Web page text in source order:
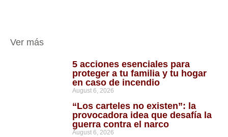
Ver más
5 acciones esenciales para
proteger a tu familia y tu hogar
en caso de incendio
August 6, 2026
“Los carteles no existen”: la
provocadora idea que desafía la
guerra contra el narco
August 6, 2026